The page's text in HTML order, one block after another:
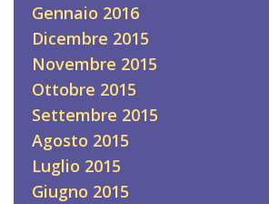
Gennaio 2016
Dicembre 2015
Novembre 2015
Ottobre 2015
Settembre 2015
Agosto 2015
Luglio 2015
Giugno 2015